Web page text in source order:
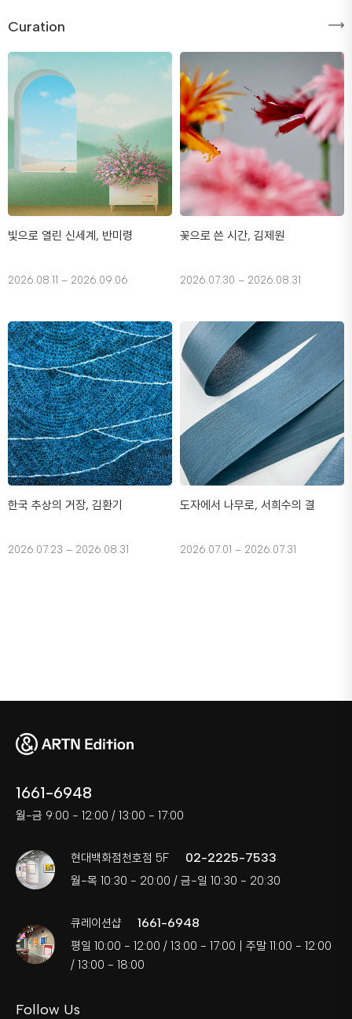
Curation
빛으로 열린 신세계, 반미령
2026.08.11 – 2026.09.06
꽃으로 쓴 시간, 김제원
2026.07.30 – 2026.08.31
한국 추상의 거장, 김환기
2026.07.23 – 2026.08.31
도자에서 나무로, 서희수의 결
2026.07.01 – 2026.07.31
1661-6948
월-금 9:00 - 12:00 / 13:00 - 17:00
현대백화점천호점 5F 02-2225-7533
월-목 10:30 - 20:00 / 금-일 10:30 - 20:30
큐레이션샵 1661-6948
평일 10:00 - 12:00 / 13:00 - 17:00 | 주말 11:00 - 12:00
/ 13:00 - 18:00
Follow Us